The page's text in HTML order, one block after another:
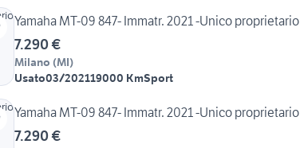
Yamaha MT-09 847- Immatr. 2021 -Unico proprietario
7.290 €
Milano (MI)
Usato03/202119000 KmSport
Yamaha MT-09 847- Immatr. 2021 -Unico proprietario
7.290 €